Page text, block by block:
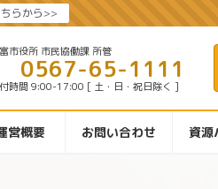
らから>>
市役所 市民協働課 所管
0567-65-1111
時間 9:00-17:00 [ 土・日・祝日除く ]
営概要 お問い合わせ 資源